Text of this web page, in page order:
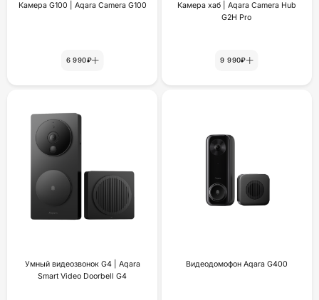
Камера G100 | Aqara Camera G100
6 990₽
Камера хаб | Aqara Camera Hub
G2H Pro
9 990₽
Умный видеозвонок G4 | Aqara
Smart Video Doorbell G4
Видеодомофон Aqara G400